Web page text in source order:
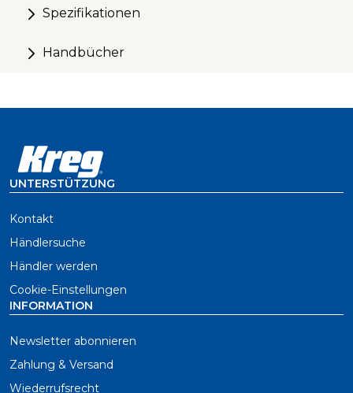
Spezifikationen
Handbücher
UNTERSTÜTZUNG
Kontakt
Händlersuche
Händler werden
Cookie-Einstellungen
INFORMATION
Newsletter abonnieren
Zahlung & Versand
Wiederrufsrecht